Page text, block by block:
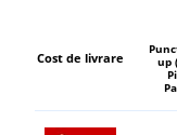
Cost de livrare
up